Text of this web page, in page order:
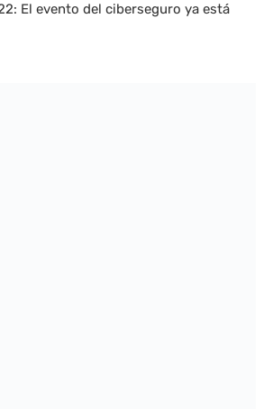
El evento del ciberseguro ya está